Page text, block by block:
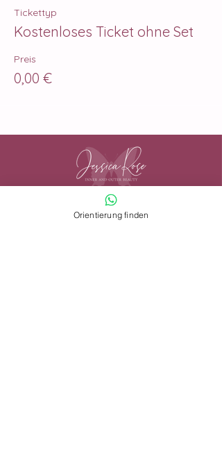
Tickettyp
Kostenloses Ticket ohne Set
Preis
0,00 €
Orientierung finden